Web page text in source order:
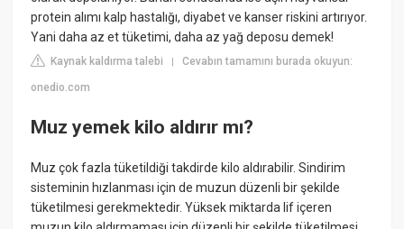
protein alımı kalp hastalığı, diyabet ve kanser riskini artırıyor.
Yani daha az et tüketimi, daha az yağ deposu demek!
Kaynak kaldırma talebi |Cevabın tamamını burada okuyun:
onedio.com
Muz yemek kilo aldırır mı?
Muz çok fazla tüketildiği takdirde kilo aldırabilir. Sindirim
sisteminin hızlanması için de muzun düzenli bir şekilde
tüketilmesi gerekmektedir. Yüksek miktarda lif içeren